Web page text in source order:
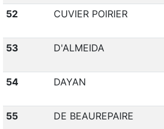
52 CUVIER POIRIER
53 D'ALMEIDA
54 DAYAN
55 DE BEAUREPAIRE